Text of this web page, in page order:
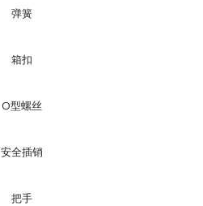
弹簧
箱扣
O型螺丝
安全插销
把手